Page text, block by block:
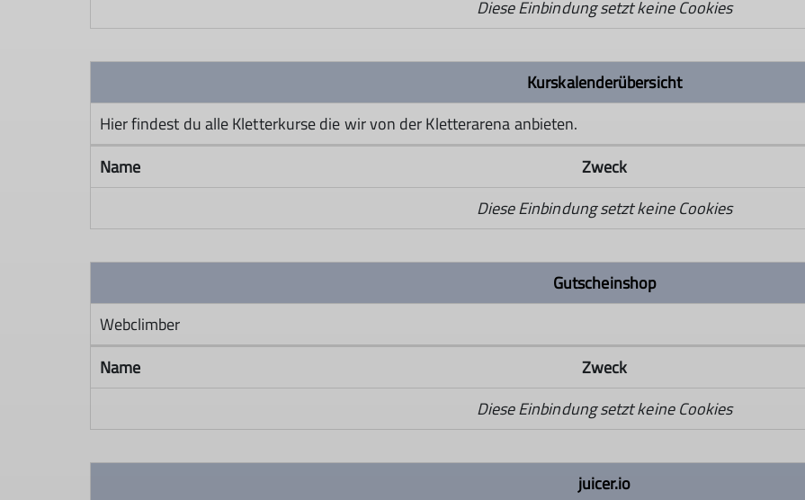
Diese Einbindung setzt keine Cookies
Kurskalenderübersicht
Hier findest du alle Kletterkurse die wir von der Kletterarena anbieten.
Name
Zweck
Diese Einbindung setzt keine Cookies
Gutscheinshop
Webclimber
Name
Zweck
Diese Einbindung setzt keine Cookies
juicer.io